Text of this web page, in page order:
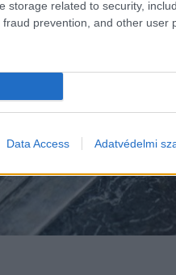
storage related to security,
prevention, and other user
Data Access Adatvédelmi